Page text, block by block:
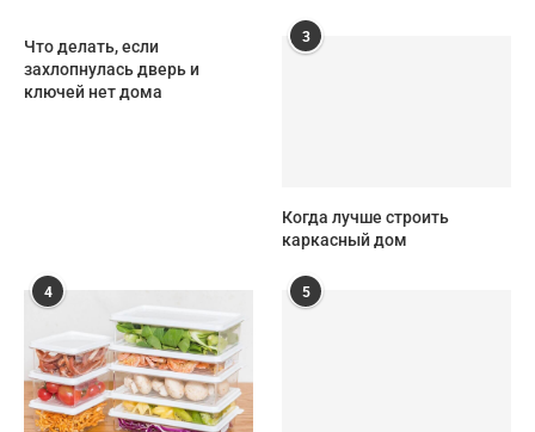
Что делать, если
захлопнулась дверь и
ключей нет дома
3
Когда лучше строить
каркасный дом
4 5